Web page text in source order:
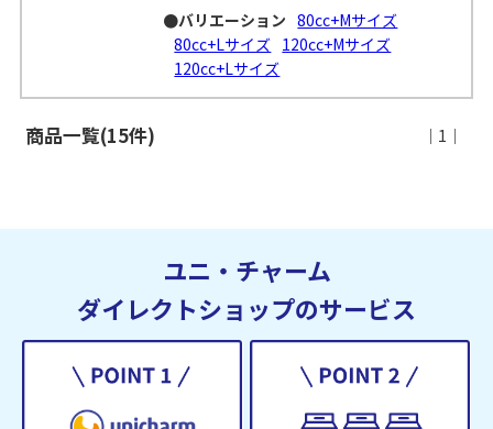
●バリエーション 80cc+Mサイズ
80cc+Lサイズ 120cc+Mサイズ
120cc+Lサイズ
商品一覧(15件) ｜1｜
ユニ・チャーム
ダイレクトショップのサービス